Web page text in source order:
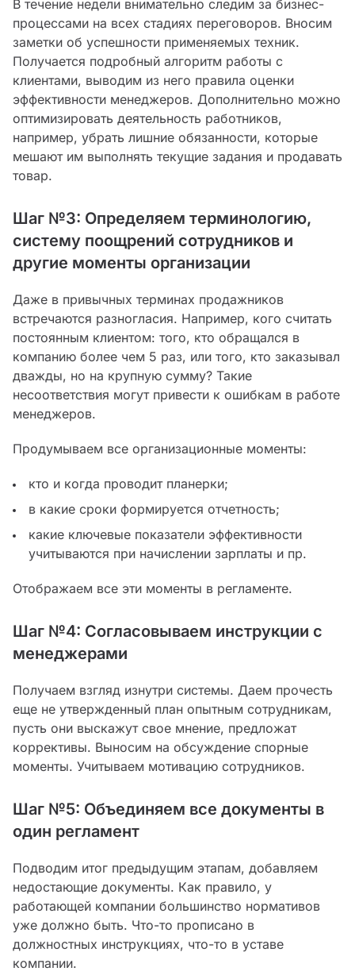
В течение недели внимательно следим за бизнес-
процессами на всех стадиях переговоров. Вносим
заметки об успешности применяемых техник.
Получается подробный алгоритм работы с
клиентами, выводим из него правила оценки
эффективности менеджеров. Дополнительно можно
оптимизировать деятельность работников,
например, убрать лишние обязанности, которые
мешают им выполнять текущие задания и продавать
товар.
Шаг №3: Определяем терминологию,
систему поощрений сотрудников и
другие моменты организации
Даже в привычных терминах продажников
встречаются разногласия. Например, кого считать
постоянным клиентом: того, кто обращался в
компанию более чем 5 раз, или того, кто заказывал
дважды, но на крупную сумму? Такие
несоответствия могут привести к ошибкам в работе
менеджеров.
Продумываем все организационные моменты:
кто и когда проводит планерки;
в какие сроки формируется отчетность;
какие ключевые показатели эффективности
учитываются при начислении зарплаты и пр.
Отображаем все эти моменты в регламенте.
Шаг №4: Согласовываем инструкции с
менеджерами
Получаем взгляд изнутри системы. Даем прочесть
еще не утвержденный план опытным сотрудникам,
пусть они выскажут свое мнение, предложат
коррективы. Выносим на обсуждение спорные
моменты. Учитываем мотивацию сотрудников.
Шаг №5: Объединяем все документы в
один регламент
Подводим итог предыдущим этапам, добавляем
недостающие документы. Как правило, у
работающей компании большинство нормативов
уже должно быть. Что-то прописано в
должностных инструкциях, что-то в уставе
компании.